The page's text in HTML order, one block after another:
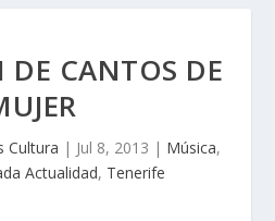
CANTOS DE
Cultura | Jul 8, 2013 | Música,
Actualidad, Tenerife